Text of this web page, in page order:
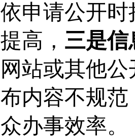
依申请公开
提高， 三是信
网站或其他
布内容不规范
众办事效率。